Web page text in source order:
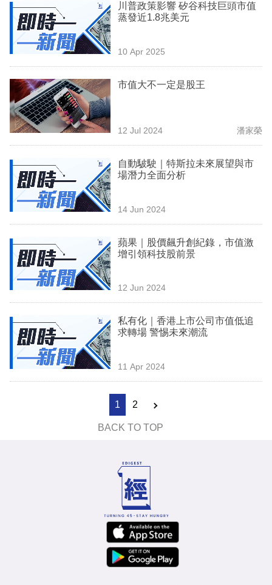
訂
閱
區
川普政策影響 矽谷科技巨頭市值
蒸發近1.8兆美元
10 Apr 2025
市值大不一定是股王
12 Jul 2024 潘家榮
自動駊駛｜特斯拉未來展望與市
場潛力全面分析
14 Jun 2024
蘋果｜股價飆升創紀錄，市值激
增引領科技股前景
12 Jun 2024
私有化｜香港上市公司市值低追
求轉場 警惕未來潮流
11 Apr 2024
1 2
BACK TO TOP